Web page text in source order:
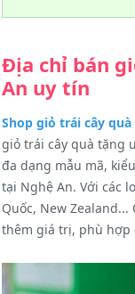
Địa chỉ bán
An uy tín
Shop giỏ trái cây
giỏ trái cây quà tặng
đa dạng mẫu mã,
tại Nghệ An. Với các
Quốc, New
thêm giá trị, phù hợp